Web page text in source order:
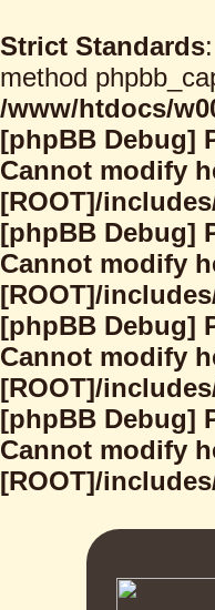
Strict Standards
method
/www/htdocs/
[phpBB Debug]
Cannot modify
[ROOT]/
[phpBB Debug]
Cannot modify
[ROOT]/
[phpBB Debug]
Cannot modify
[ROOT]/
[phpBB Debug]
Cannot modify
[ROOT]/